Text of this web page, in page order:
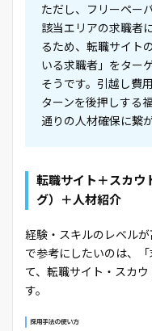
ただし、フリーペー
該当エリアの求職者
るため、転職サイト
いる求職者」をター
そうです。引越し費
ターンを後押しする
通りの人材確保に繋
転職サイト＋スカウ
グ）＋人材紹介
経験・スキルのレベル
で参考にしたいのは、
て、転職サイト・スカ
す。